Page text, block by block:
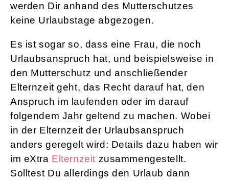
werden Dir anhand des Mutterschutzes
keine Urlaubstage abgezogen.
Es ist sogar so, dass eine Frau, die noch
Urlaubsanspruch hat, und beispielsweise in
den Mutterschutz und anschließender
Elternzeit geht, das Recht darauf hat, den
Anspruch im laufenden oder im darauf
folgendem Jahr geltend zu machen. Wobei
in der Elternzeit der Urlaubsanspruch
anders geregelt wird: Details dazu haben wir
im eXtra Elternzeit zusammengestellt.
Solltest Du allerdings den Urlaub dann